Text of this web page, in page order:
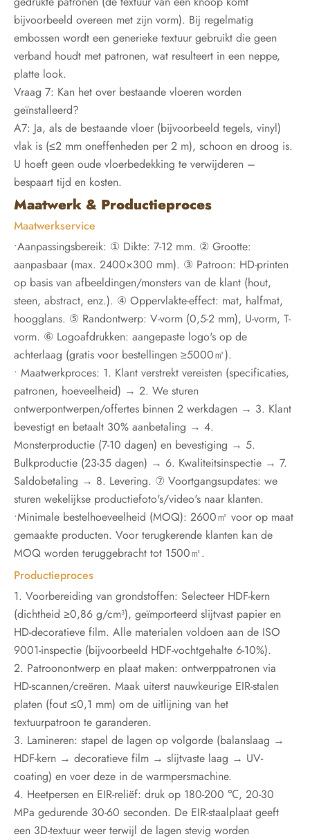
bijvoorbeeld overeen met zijn vorm). Bij regelmatig
embossen wordt een generieke textuur gebruikt die geen
verband houdt met patronen, wat resulteert in een neppe,
platte look.
Vraag 7: Kan het over bestaande vloeren worden
geïnstalleerd?
A7: Ja, als de bestaande vloer (bijvoorbeeld tegels, vinyl)
vlak is (≤2 mm oneffenheden per 2 m), schoon en droog is.
U hoeft geen oude vloerbedekking te verwijderen –
bespaart tijd en kosten.
Maatwerk & Productieproces
Maatwerkservice
•Aanpassingsbereik: ① Dikte: 7-12 mm. ② Grootte:
aanpasbaar (max. 2400×300 mm). ③ Patroon: HD-printen
op basis van afbeeldingen/monsters van de klant (hout,
steen, abstract, enz.). ④ Oppervlakte-effect: mat, halfmat,
hoogglans. ⑤ Randontwerp: V-vorm (0,5-2 mm), U-vorm, T-
vorm. ⑥ Logoafdrukken: aangepaste logo's op de
achterlaag (gratis voor bestellingen ≥5000㎡).
• Maatwerkproces: 1. Klant verstrekt vereisten (specificaties,
patronen, hoeveelheid) → 2. We sturen
ontwerpontwerpen/offertes binnen 2 werkdagen → 3. Klant
bevestigt en betaalt 30% aanbetaling → 4.
Monsterproductie (7-10 dagen) en bevestiging → 5.
Bulkproductie (23-35 dagen) → 6. Kwaliteitsinspectie → 7.
Saldobetaling → 8. Levering. ⑦ Voortgangsupdates: we
sturen wekelijkse productiefoto's/video's naar klanten.
•Minimale bestelhoeveelheid (MOQ): 2600㎡ voor op maat
gemaakte producten. Voor terugkerende klanten kan de
MOQ worden teruggebracht tot 1500㎡.
Productieproces
1. Voorbereiding van grondstoffen: Selecteer HDF-kern
(dichtheid ≥0,86 g/cm³), geïmporteerd slijtvast papier en
HD-decoratieve film. Alle materialen voldoen aan de ISO
9001-inspectie (bijvoorbeeld HDF-vochtgehalte 6-10%).
2. Patroonontwerp en plaat maken: ontwerppatronen via
HD-scannen/creëren. Maak uiterst nauwkeurige EIR-stalen
platen (fout ≤0,1 mm) om de uitlijning van het
textuurpatroon te garanderen.
3. Lamineren: stapel de lagen op volgorde (balanslaag →
HDF-kern → decoratieve film → slijtvaste laag → UV-
coating) en voer deze in de warmpersmachine.
4. Heetpersen en EIR-reliëf: druk op 180-200 ℃, 20-30
MPa gedurende 30-60 seconden. De EIR-staalplaat geeft
een 3D-textuur weer terwijl de lagen stevig worden